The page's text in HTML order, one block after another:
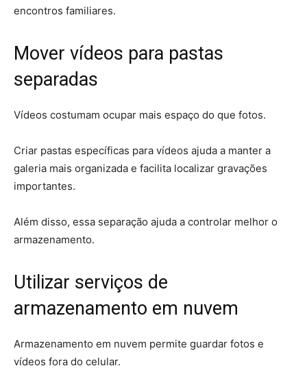
encontros familiares.
Mover vídeos para pastas
separadas
Vídeos costumam ocupar mais espaço do que fotos.
Criar pastas específicas para vídeos ajuda a manter a
galeria mais organizada e facilita localizar gravações
importantes.
Além disso, essa separação ajuda a controlar melhor o
armazenamento.
Utilizar serviços de
armazenamento em nuvem
Armazenamento em nuvem permite guardar fotos e
vídeos fora do celular.